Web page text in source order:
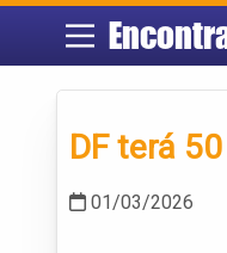
DF terá
01/03/2026